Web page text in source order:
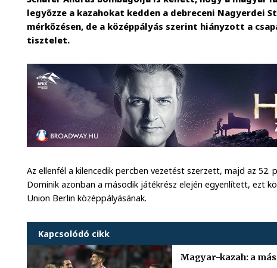
legyőzze a kazahokat kedden a debreceni Nagyerdei
mérkőzésen, de a középpályás szerint hiányzott a
tisztelet.
Az ellenfél a kilencedik percben vezetést szerzett, majd az 52.
Dominik azonban a második játékrész elején egyenlített, ezt
Union Berlin középpályásának.
Kapcsolódó cikk
Magyar-kazah: a